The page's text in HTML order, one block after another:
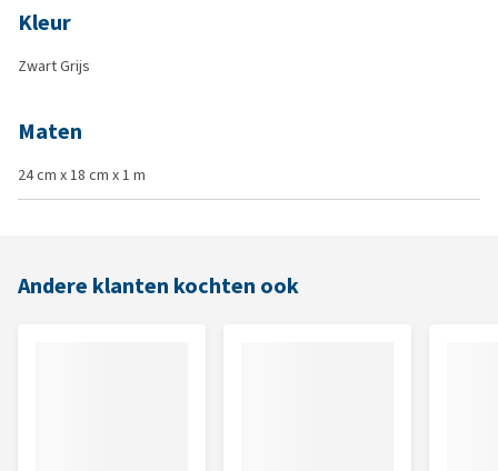
Kleur
Zwart Grijs
Maten
24 cm x 18 cm x 1 m
Andere klanten kochten ook